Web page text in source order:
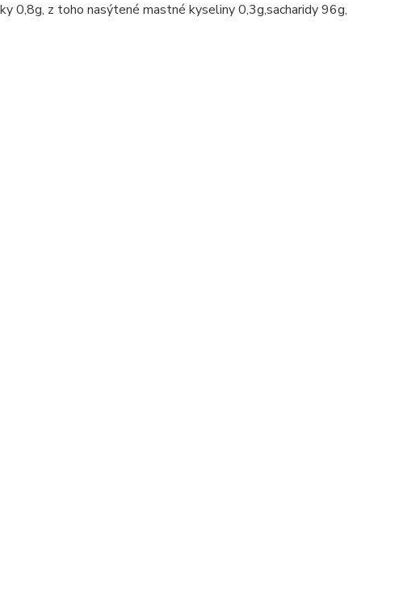
0,8g, z toho nasýtené mastné kyseliny 0,3g,sacharidy 96g,